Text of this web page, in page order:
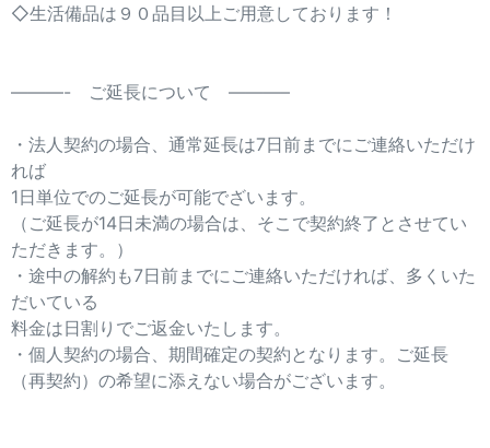
◇生活備品は９０品目以上ご用意しております！
———- ご延長について ———–
・法人契約の場合、通常延長は7日前までにご連絡いただけ
れば
1日単位でのご延長が可能でざいます。
（ご延長が14日未満の場合は、そこで契約終了とさせてい
ただきます。）
・途中の解約も7日前までにご連絡いただければ、多くいた
だいている
料金は日割りでご返金いたします。
・個人契約の場合、期間確定の契約となります。ご延長
（再契約）の希望に添えない場合がございます。